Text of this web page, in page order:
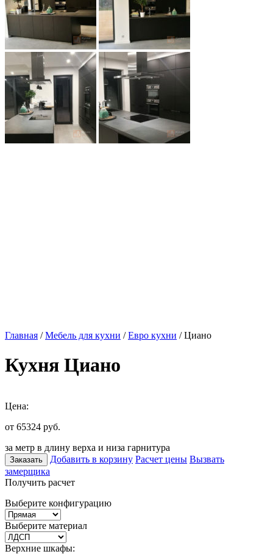
Главная /Мебель для кухни /Евро кухни / Циано
Кухня Циано
Цена:
от 65324 руб.
за метр в длину верха и низа гарнитура
Заказать Добавить в корзину Расчет цены Вызвать
замерщика
Получить расчет
Выберите конфигурацию
Выберите материал
Верхние шкафы: